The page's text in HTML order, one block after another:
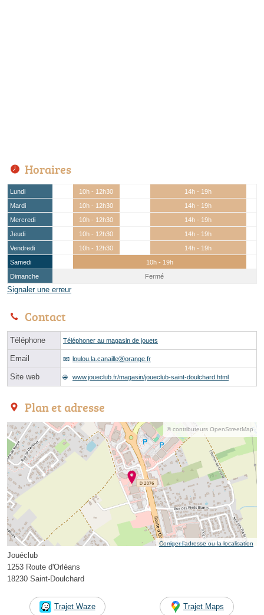
Horaires
Lundi 10h - 12h30
14h - 19h
Mardi
10h - 12h30
14h - 19h
Mercredi
10h - 12h30
14h - 19h
Jeudi
10h - 12h30
14h - 19h
Vendredi
10h - 12h30
14h - 19h
Samedi
10h - 19h
Dimanche
Fermé
Signaler une erreur
Contact
Téléphone Téléphoner au magasin de jouets
Email loulou.la.canailleⓐorange.fr
Site web www.joueclub.fr/magasin/joueclub-saint-doulchard.html
Plan et adresse
© contributeurs OpenStreetMap
Corriger l’adresse ou la localisation
Jouéclub
1253 Route d'Orléans
18230 Saint-Doulchard
Trajet Waze Trajet Maps